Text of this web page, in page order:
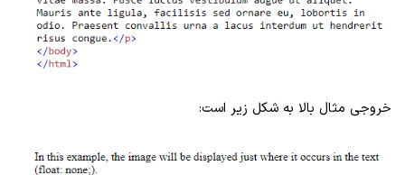
خروجی مثال بالا به شکل زیر است: